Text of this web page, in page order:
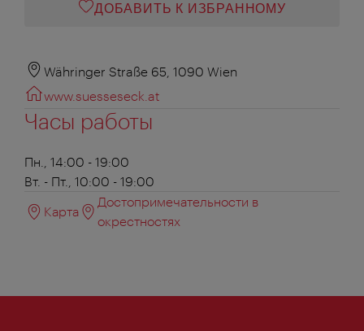
ДОБАВИТЬ К ИЗБРАННОМУ
Währinger Straße 65, 1090 Wien
www.suesseseck.at
Часы работы
Пн., 14:00 - 19:00
Вт. - Пт., 10:00 - 19:00
Карта
Достопримечательности в
окрестностях